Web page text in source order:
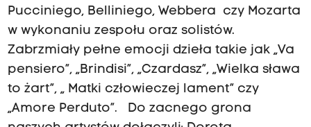
Pucciniego, Belliniego, Webbera czy Mozarta
w wykonaniu zespołu oraz solistów.
Zabrzmiały pełne emocji dzieła takie jak „Va
pensiero”, „Brindisi”, „Czardasz”, „Wielka sława
to żart”, „ Matki człowieczej lament” czy
„Amore Perduto”. Do zacnego grona